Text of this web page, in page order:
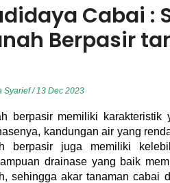
Cabai :
Berpasir
Syarief / 13 Dec 2023
berpasir memiliki
kandungan air yang
berpasir juga memiliki
drainase yang baik
sehingga akar tanaman cabai